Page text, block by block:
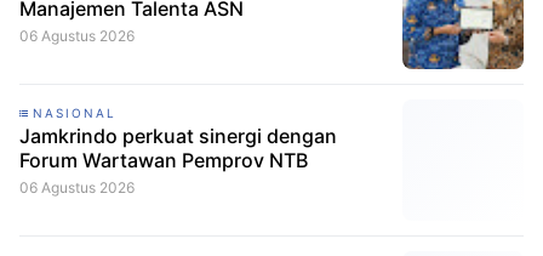
Manajemen Talenta ASN
06 Agustus 2026
NASIONAL
Jamkrindo perkuat sinergi dengan
Forum Wartawan Pemprov NTB
06 Agustus 2026